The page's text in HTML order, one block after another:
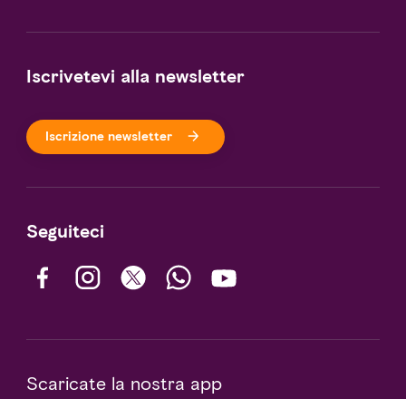
Iscrivetevi alla newsletter
Iscrizione newsletter
Seguiteci
Scaricate la nostra app